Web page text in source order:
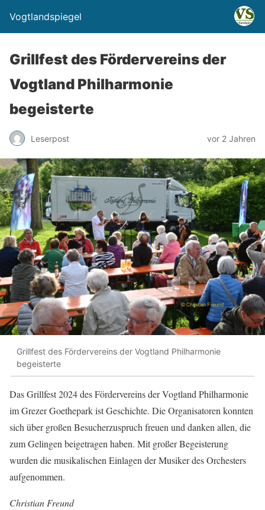
Vogtlandspiegel
Grillfest des Fördervereins der
Vogtland Philharmonie
begeisterte
Leserpost vor 2 Jahren
Grillfest des Fördervereins der Vogtland Philharmonie
begeisterte
Das Grillfest 2024 des Fördervereins der Vogtland Philharmonie
im Grezer Goethepark ist Geschichte. Die Organisatoren konnten
sich über großen Besucherzuspruch freuen und danken allen, die
zum Gelingen beigetragen haben. Mit großer Begeisterung
wurden die musikalischen Einlagen der Musiker des Orchesters
aufgenommen.
Christian Freund